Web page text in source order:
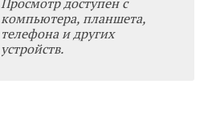
компьютера, планшета,
телефона и других
устройств.